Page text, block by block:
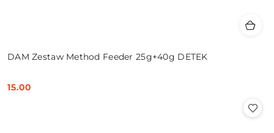
DAM Zestaw Method Feeder 25g+40g DETEK
Cena:
15.00